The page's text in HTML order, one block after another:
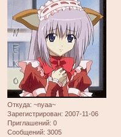
Откуда: ~nyaa~
Зарегистрирован: 2007-11-06
Приглашений: 0
Сообщений: 3005